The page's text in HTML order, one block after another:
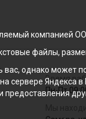
Время
Пн-Пт
компанией
файлы,
однако может
сервере